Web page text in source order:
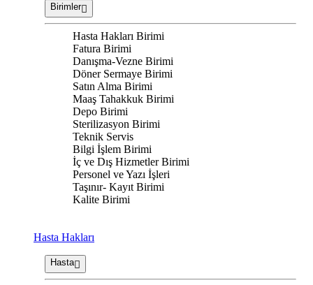
Birimler
Hasta Hakları Birimi
Fatura Birimi
Danışma-Vezne Birimi
Döner Sermaye Birimi
Satın Alma Birimi
Maaş Tahakkuk Birimi
Depo Birimi
Sterilizasyon Birimi
Teknik Servis
Bilgi İşlem Birimi
İç ve Dış Hizmetler Birimi
Personel ve Yazı İşleri
Taşınır- Kayıt Birimi
Kalite Birimi
Hasta Hakları
Hasta